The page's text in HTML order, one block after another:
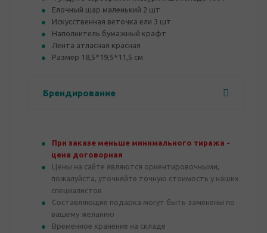
Елочный шар маленький 2 шт
Искусственная веточка ели 3 шт
Наполнитель бумажный крафт
Лента атласная красная
Размер 18,5*19,5*11,5 см
Брендирование
При заказе меньше минимального тиража -
цена договорная
Цены на сайте являются ориентировочными,
пожалуйста, уточняйте точную стоимость у наших
специалистов
Составляющие подарка могут быть заменены по
вашему желанию
Временное хранение на складе